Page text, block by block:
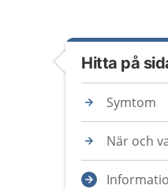
Hitta på
Symtom
När och